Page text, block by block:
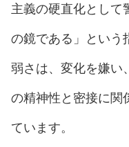
主義の硬直化として
の鏡である」という
弱さは、変化を嫌い
の精神性と密接に関
ています。